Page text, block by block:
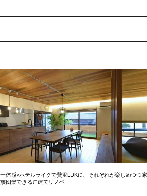
一体感×ホテルライクで贅沢LDKに、それぞれが楽しめつつ家
族団欒できる戸建てリノベ